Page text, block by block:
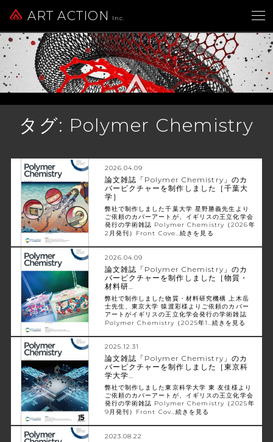
ART ACTION Inc.
タグ: Polymer Chemistry
2026.04.09
論文雑誌「Polymer Chemistry」のカ
バーピクチャーを制作しました［千葉大
学］
弊社で制作しました千葉大学 星野勝義先生より
ご依頼のカバーアートが、イギリスの王立化学会
発行の学術雑誌 Polymer Chemistry（2026年
2月発刊）Front Cove…続きを見る
2026.04.09
論文雑誌「Polymer Chemistry」のカ
バーピクチャーを制作しました［物質・
材料研…
弊社で制作しました物質・材料研究機構 上木岳
士先生、東京大学 猿渡彩様よりご依頼のカバー
アートがイギリスの王立化学会発行の学術雑誌
Polymer Chemistry（2025年1…続きを見る
2025.12.31
論文雑誌「Polymer Chemistry」のカ
バーピクチャーを制作しました［東京科
学大学…
弊社で制作しました東京科学大学 東 友佳様より
ご依頼のカバーアートが、イギリスの王立化学会
発行の学術雑誌 Polymer Chemistry（2025年
9月発刊）Front Cov…続きを見る
2023.08.22